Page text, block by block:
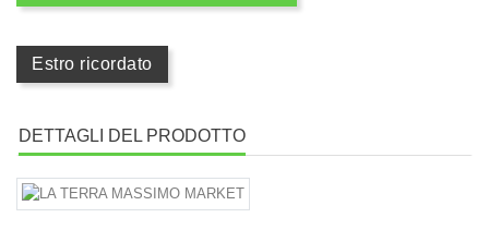
Estro ricordato
DETTAGLI DEL PRODOTTO